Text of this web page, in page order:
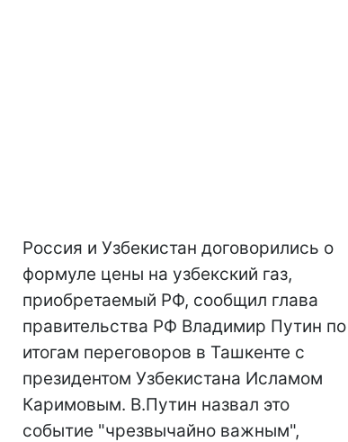
Россия и Узбекистан договорились о
формуле цены на узбекский газ,
приобретаемый РФ, сообщил глава
правительства РФ Владимир Путин по
итогам переговоров в Ташкенте с
президентом Узбекистана Исламом
Каримовым. В.Путин назвал это
событие "чрезвычайно важным",